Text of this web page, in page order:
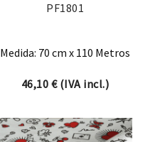
PF1801
Medida: 70 cm x 110 Metros
46,10 €(IVA incl.)